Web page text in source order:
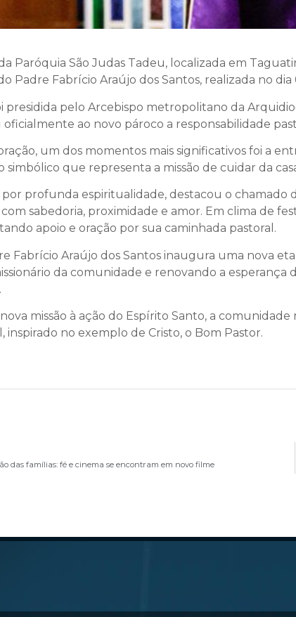
Paróquia São Judas Tadeu, localizada em
Padre Fabrício Araújo dos Santos, realizada no
presidida pelo Arcebispo metropolitano da
oficialmente ao novo pároco a responsabilidade
um dos momentos mais significativos foi a
simbólico que representa a missão de cuidar da
profunda espiritualidade, destacou o chamado
sabedoria, proximidade e amor. Em clima de
apoio e oração por sua caminhada pastoral.
Fabrício Araújo dos Santos inaugura uma nova
da comunidade e renovando a
missão à ação do Espírito Santo, a
inspirado no exemplo de Cristo, o Bom Pastor.
das famílias: fé e cinema se encontram em novo filme